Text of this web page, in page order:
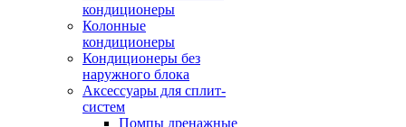
кондиционеры
Колонные
кондиционеры
Кондиционеры без
наружного блока
Аксессуары для сплит-
систем
Помпы дренажные